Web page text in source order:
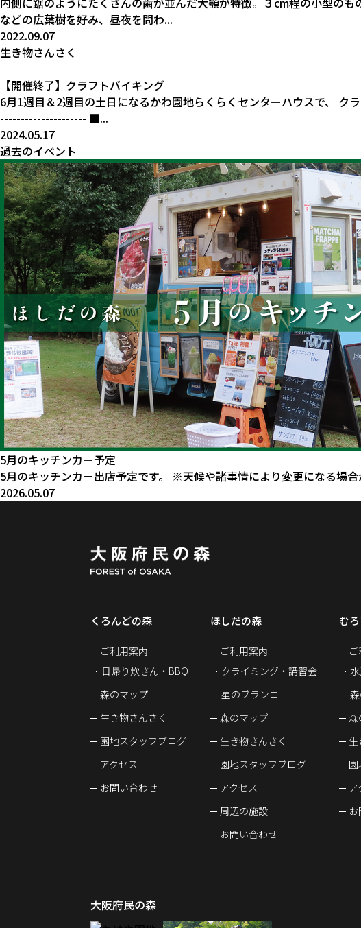
などの広葉樹を好み、昼夜を問わ...
2022.09.07
生き物さんさく
【開催終了】クラフトバイキング
6月1週目＆2週目の土日になるかわ園地らくらくセンターハウスで、
--------------------- ■...
2024.05.17
過去のイベント
5月のキッチンカー予定
5月のキッチンカー出店予定です。 ※天候や諸事情により変更になる場合
2026.05.07
くろんどの森
ご利用案内
日帰り炊さん・BBQ
森のマップ
生き物さんさく
園地スタッフブログ
アクセス
お問い合わせ
ほしだの森
ご利用案内
クライミング・講習会
星のブランコ
森のマップ
生き物さんさく
園地スタッフブログ
アクセス
周辺の施設
お問い合わせ
む
森
生
ア
大阪府民の森